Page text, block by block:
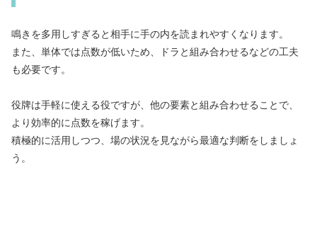
鳴きを多用しすぎると相手に手の内を読まれやすくなります。
また、単体では点数が低いため、ドラと組み合わせるなどの工夫
も必要です。
役牌は手軽に使える役ですが、他の要素と組み合わせることで、
より効率的に点数を稼げます。
積極的に活用しつつ、場の状況を見ながら最適な判断をしましょ
う。